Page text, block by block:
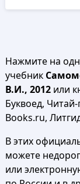
Нажмите на
учебник
В.И., 2012или
Буквоед,
Books.ru,
В этих
можете
или